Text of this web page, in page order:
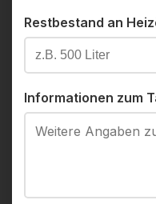
Restbestand an
Informationen zum